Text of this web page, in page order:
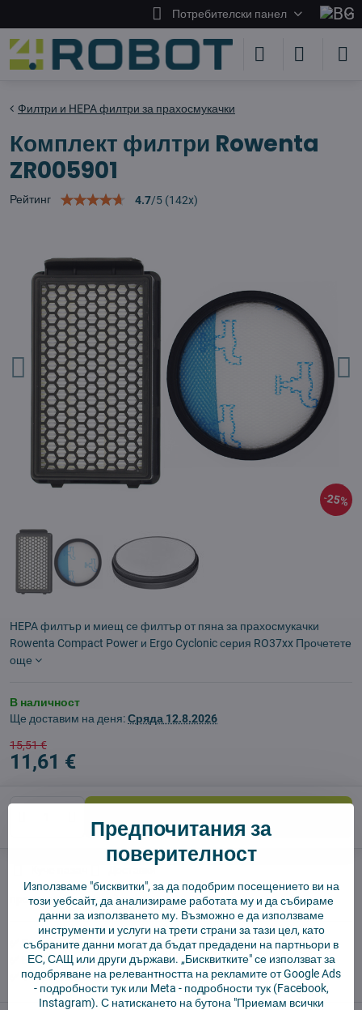
Потребителски панел
25%
Филтри и HEPA филтри за прахосмукачки
Комплект филтри Rowenta
ZR005901
Рейтинг 4.7/5 (142x)
HEPA филтър и миещ се филтър от пяна за прахосмукачки
Rowenta Compact Power и Ergo Cyclonic серия RO37xx Прочетете
още
В наличност
Ще доставим на деня:Сряда 12.8.2026
15,51 €
11,61 €
производител:Vysajto.sk
✅ Готов за изпращане веднага
✅ БЕЗПЛАТНА доставка над 55 EUR.
✅ 14 дни политика за връщане
Предпочитания за
поверителност
Използваме "бисквитки", за да подобрим посещението ви на
този уебсайт, да анализираме работата му и да събираме
данни за използването му. Възможно е да използваме
инструменти и услуги на трети страни за тази цел, като
събраните данни могат да бъдат предадени на партньори в
ЕС, САЩ или други държави. „Бисквитките" се използват за
подобряване на релевантността на рекламите от Google Ads
- подробности тукили Meta - подробности тук(Facebook,
Instagram). С натискането на бутона "Приемам всички